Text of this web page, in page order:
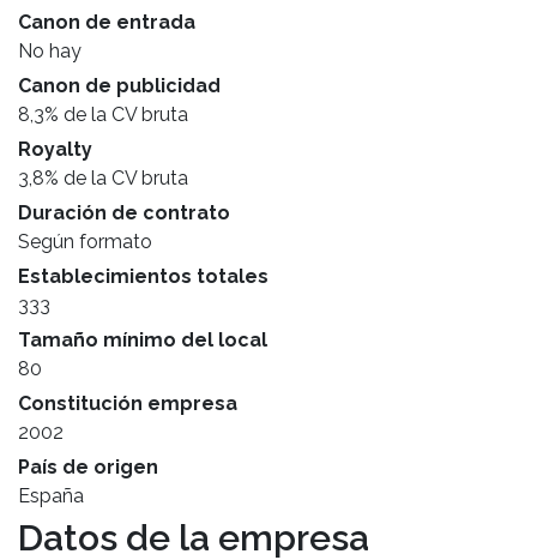
Canon de entrada
No hay
Canon de publicidad
8,3% de la CV bruta
Royalty
3,8% de la CV bruta
Duración de contrato
Según formato
Establecimientos totales
333
Tamaño mínimo del local
80
Constitución empresa
2002
País de origen
España
Datos de la empresa